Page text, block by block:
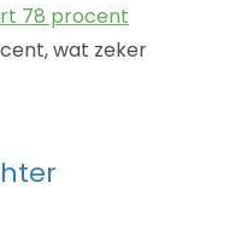
78 procent
wat zeker